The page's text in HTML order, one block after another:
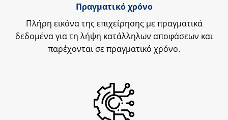
Πραγματικό χρόνο
Πλήρη εικόνα της επιχείρησης με πραγματικά
δεδομένα για τη λήψη κατάλληλων αποφάσεων και
παρέχονται σε πραγματικό χρόνο.